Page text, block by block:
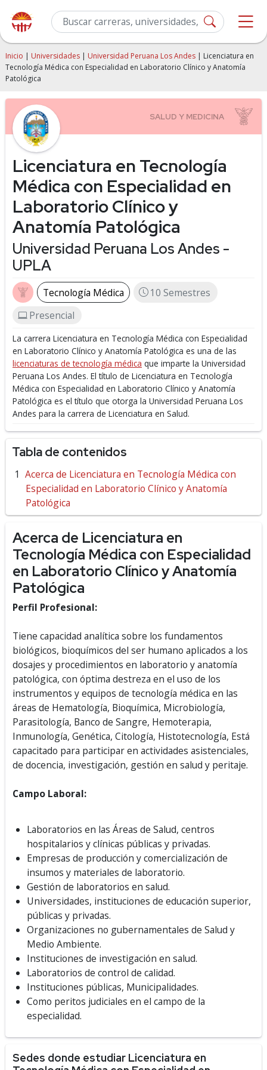
Inicio | Universidades | Universidad Peruana Los Andes | Licenciatura en
Tecnología Médica con Especialidad en Laboratorio Clínico y Anatomía
Patológica
Licenciatura en Tecnología
Médica con Especialidad en
Laboratorio Clínico y
Anatomía Patológica
Universidad Peruana Los Andes -
UPLA
Tecnología Médica
10 Semestres
Presencial
La carrera Licenciatura en Tecnología Médica con Especialidad
en Laboratorio Clínico y Anatomía Patológica es una de las
licenciaturas de tecnología médica que imparte la Universidad
Peruana Los Andes. El título de Licenciatura en Tecnología
Médica con Especialidad en Laboratorio Clínico y Anatomía
Patológica es el título que otorga la Universidad Peruana Los
Andes para la carrera de Licenciatura en Salud.
Tabla de contenidos
Acerca de Licenciatura en Tecnología Médica con
Especialidad en Laboratorio Clínico y Anatomía
Patológica
Acerca de Licenciatura en
Tecnología Médica con Especialidad
en Laboratorio Clínico y Anatomía
Patológica
Perfil Profesional:
Tiene capacidad analítica sobre los fundamentos
biológicos, bioquímicos del ser humano aplicados a los
dosajes y procedimientos en laboratorio y anatomía
patológica, con óptima destreza en el uso de los
instrumentos y equipos de tecnología médica en las
áreas de Hematología, Bioquímica, Microbiología,
Parasitología, Banco de Sangre, Hemoterapia,
Inmunología, Genética, Citología, Histotecnología, Está
capacitado para participar en actividades asistenciales,
de docencia, investigación, gestión en salud y peritaje.
Campo Laboral:
Laboratorios en las Áreas de Salud, centros
hospitalarios y clínicas públicas y privadas.
Empresas de producción y comercialización de
insumos y materiales de laboratorio.
Gestión de laboratorios en salud.
Universidades, instituciones de educación superior,
públicas y privadas.
Organizaciones no gubernamentales de Salud y
Medio Ambiente.
Instituciones de investigación en salud.
Laboratorios de control de calidad.
Instituciones públicas, Municipalidades.
Como peritos judiciales en el campo de la
especialidad.
Sedes donde estudiar Licenciatura en